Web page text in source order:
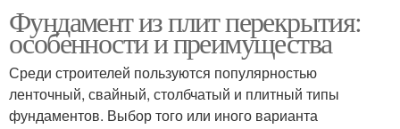
Фундамент из плит перекрытия:
особенности и преимущества
Среди строителей пользуются популярностью
ленточный, свайный, столбчатый и плитный типы
фундаментов. Выбор того или иного варианта